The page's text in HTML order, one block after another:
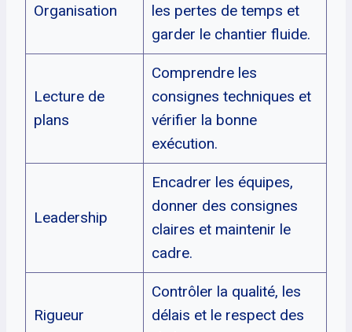
Organisation
les pertes de temps et
garder le chantier fluide.
Lecture de
plans
Comprendre les
consignes techniques et
vérifier la bonne
exécution.
Leadership
Encadrer les équipes,
donner des consignes
claires et maintenir le
cadre.
Rigueur
Contrôler la qualité, les
délais et le respect des